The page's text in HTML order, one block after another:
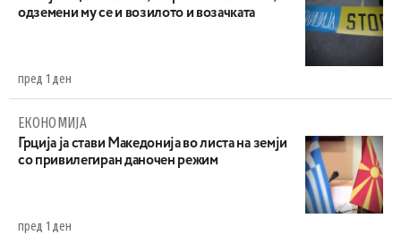
одземени му се и возилото и возачката
пред 1 ден
ЕКОНОМИЈА
Грција ја стави Македонија во листа на земји
со привилегиран даночен режим
пред 1 ден